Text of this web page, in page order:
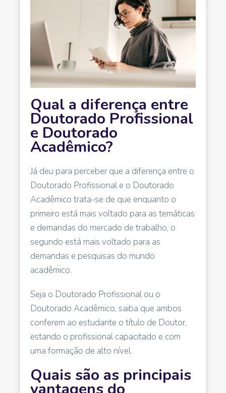
Qual a diferença entre
Doutorado Profissional
e Doutorado
Acadêmico?
Já deu para perceber que a diferença entre o
Doutorado Profissional e o Doutorado
Acadêmico trata-se de que enquanto o
primeiro está mais voltado para as temáticas
e demandas do mercado de trabalho, o
segundo está mais voltado para as
demandas e pesquisas do mundo
acadêmico.
Seja o Doutorado Profissional ou o
Doutorado Acadêmico, saiba que ambos
conferem ao estudante o título de Doutor,
estando o profissional capacitado e com
uma formação de alto nível.
Quais são as principais